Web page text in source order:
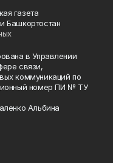
газета
Башкортостан
в Управлении
связи,
коммуникаций по
номер ПИ № ТУ
Альбина